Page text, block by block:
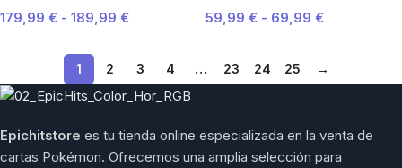
179,99 € - 189,99 € 59,99 € - 69,99 €
1 2 3 4 … 23 24 25 →
Epichitstore es tu tienda online especializada en la venta de
cartas Pokémon. Ofrecemos una amplia selección para